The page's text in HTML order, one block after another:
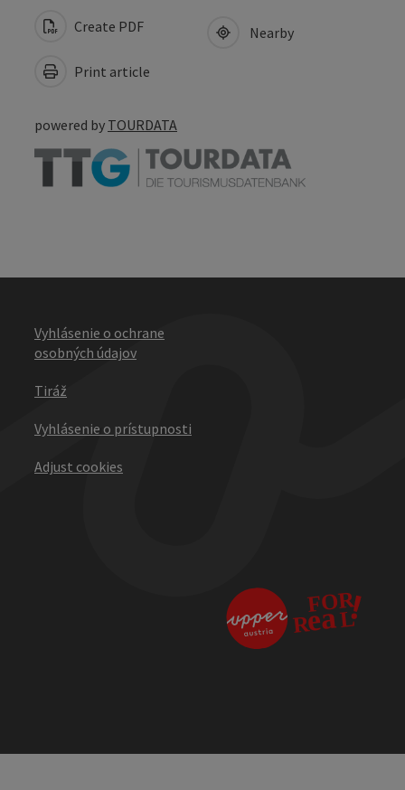
Create PDF
Print article
Nearby
powered by TOURDATA
Vyhlásenie o ochrane
osobných údajov
Tiráž
Vyhlásenie o prístupnosti
Adjust cookies